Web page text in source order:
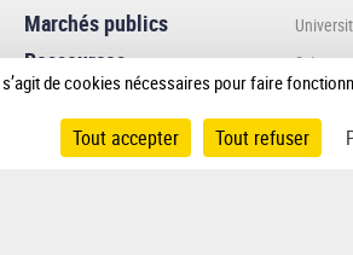
Marchés publics
Ressources
institutionnelles
En
de cookies nécessaires pour faire
Tout accepter Tout refuser